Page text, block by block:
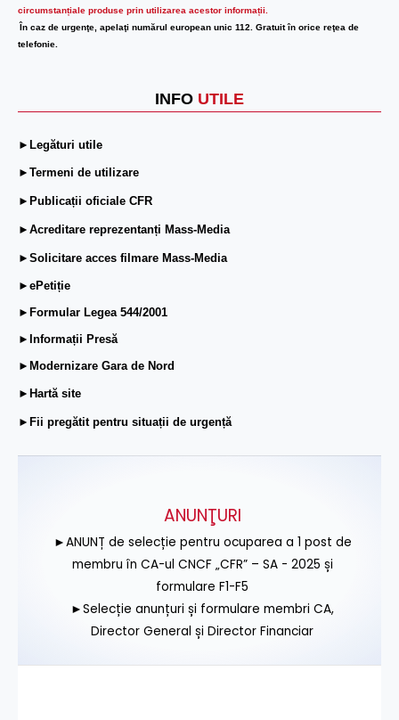
circumstanțiale produse prin utilizarea acestor informații.
În caz de urgenţe, apelaţi numărul european unic 112. Gratuit în orice reţea de
telefonie.
INFO UTILE
►Legături utile
►Termeni de utilizare
►Publicații oficiale CFR
►Acreditare reprezentanți Mass-Media
►Solicitare acces filmare Mass-Media
►ePetiție
►Formular Legea 544/2001
►Informații Presă
►Modernizare Gara de Nord
►Hartă site
►Fii pregătit pentru situații de urgență
ANUNŢURI
►ANUNȚ de selecție pentru ocuparea a 1 post de
membru în CA-ul CNCF „CFR” – SA - 2025 și
formulare F1-F5
►Selecție anunțuri și formulare membri CA,
Director General și Director Financiar